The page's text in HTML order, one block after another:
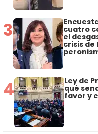
3 cuatro
el
crisis de
4 Ley de
qué
favor y